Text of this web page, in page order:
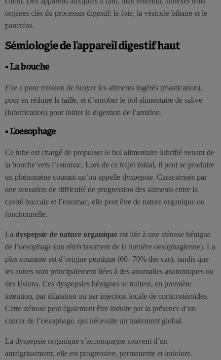
organes clés du processus digestif: le foie, la vésicule biliaire et le
pancréas.
Sémiologie de l’appareil digestif haut
• La bouche
Elle a pour mission de broyer les aliments ingérés (mastication),
pour en réduire la taille, et d’enrober le bol alimentaire de salive
(lubrification) pour initier la digestion de l’amidon.
• L’oesophage
Ce tube est chargé de propulser le bol alimentaire lubrifié venant de
la bouche vers l’estomac. Lors de ce trajet initial, il peut se produire
un phénomène courant qu’on appelle dyspepsie. Caractérisée par
une sensation de difficulté de progression des aliments entre la
cavité buccale et l’estomac, elle peut être de nature organique ou
fonctionnelle.
La dyspepsie de nature organique est liée à une sténose bénigne
de l’oesophage (un rétrécissement de la lumière oesophagienne). La
plus courante est d’origine peptique (60- 70% des cas), tandis que
les autres sont principalement liées à des anomalies anatomiques ou
des lésions. Ces dyspepsies bénignes se traitent, en première
intention, par dilatation ou par injection locale de corticostéroïdes.
Cette sténose peut également être induite par la présence d’un
cancer de l’oesophage, qui nécessite un traitement global.
La dyspepsie organique s’accompagne souvent d’un
amaigrissement, elle est progressive, permanente et indolore.